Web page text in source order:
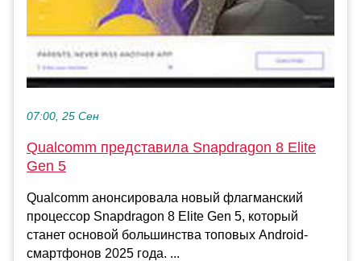
07:00, 25 Сен
Qualcomm представила Snapdragon 8 Elite
Gen 5
Qualcomm анонсировала новый флагманский
процессор Snapdragon 8 Elite Gen 5, который
станет основой большинства топовых Android-
смартфонов 2025 года. ...